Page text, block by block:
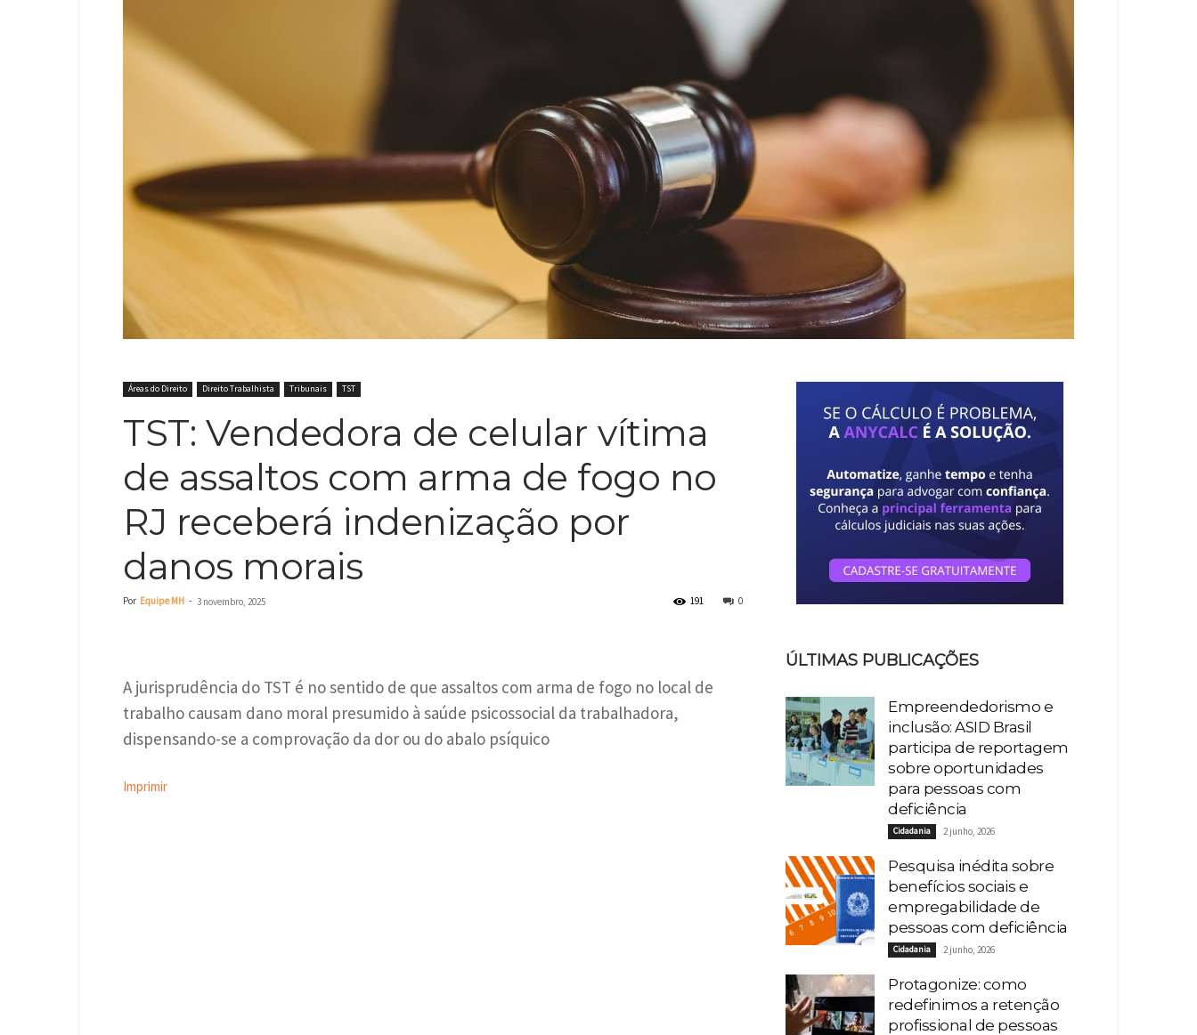
Áreas do Direito Direito Trabalhista Tribunais TST
TST: Vendedora de celular vítima
de assaltos com arma de fogo no
RJ receberá indenização por
danos morais
Por Equipe MH - 3 novembro, 2025 0
191
A jurisprudência do TST é no sentido de que assaltos com arma de fogo no local de
trabalho causam dano moral presumido à saúde psicossocial da trabalhadora,
dispensando-se a comprovação da dor ou do abalo psíquico
Imprimir
ÚLTIMAS PUBLICAÇÕES
Empreendedorismo e
inclusão: ASID Brasil
participa de reportagem
sobre oportunidades
para pessoas com
deficiência
Cidadania 2 junho, 2026
Pesquisa inédita sobre
benefícios sociais e
empregabilidade de
pessoas com deficiência
Cidadania 2 junho, 2026
Protagonize: como
redefinimos a retenção
profissional de pessoas